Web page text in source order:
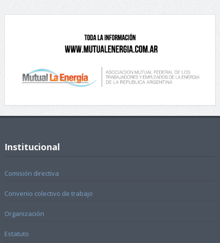
Institucional
Comisión directiva
Convenio colectivo de trabajo
Organización
Estatuto